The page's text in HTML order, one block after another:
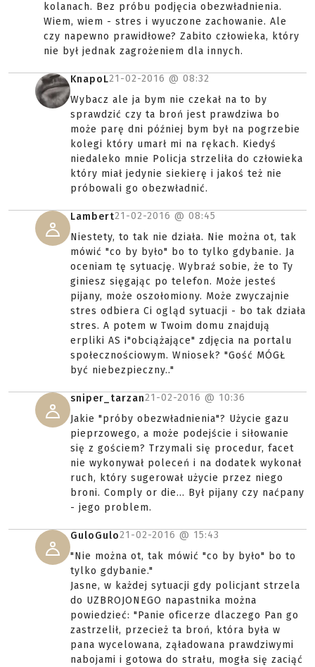
kolanach. Bez próbu podjęcia obezwładnienia.
Wiem, wiem - stres i wyuczone zachowanie. Ale
czy napewno prawidłowe? Zabito człowieka, który
nie był jednak zagrożeniem dla innych.
KnapoL21-02-2016 @ 08:32
Wybacz ale ja bym nie czekał na to by
sprawdzić czy ta broń jest prawdziwa bo
może parę dni później bym był na pogrzebie
kolegi który umarł mi na rękach. Kiedyś
niedaleko mnie Policja strzeliła do człowieka
który miał jedynie siekierę i jakoś też nie
próbowali go obezwładnić.
Lambert21-02-2016 @ 08:45
Niestety, to tak nie działa. Nie można ot, tak
mówić "co by było" bo to tylko gdybanie. Ja
oceniam tę sytuację. Wybraź sobie, że to Ty
giniesz sięgając po telefon. Może jesteś
pijany, może oszołomiony. Może zwyczajnie
stres odbiera Ci ogląd sytuacji - bo tak działa
stres. A potem w Twoim domu znajdują
erpliki AS i"obciążające" zdjęcia na portalu
społecznościowym. Wniosek? "Gość MÓGŁ
być niebezpieczny.."
sniper_tarzan21-02-2016 @ 10:36
Jakie "próby obezwładnienia"? Użycie gazu
pieprzowego, a może podejście i siłowanie
się z gościem? Trzymali się procedur, facet
nie wykonywał poleceń i na dodatek wykonał
ruch, który sugerował użycie przez niego
broni. Comply or die... Był pijany czy naćpany
- jego problem.
GuloGulo21-02-2016 @ 15:43
"Nie można ot, tak mówić "co by było" bo to
tylko gdybanie."
Jasne, w każdej sytuacji gdy policjant strzela
do UZBROJONEGO napastnika można
powiedzieć: "Panie oficerze dlaczego Pan go
zastrzelił, przecież ta broń, która była w
pana wycelowana, ząładowana prawdziwymi
nabojami i gotowa do strału, mogła się zaciąć